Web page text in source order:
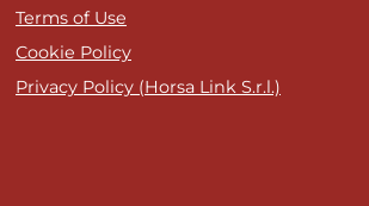
Terms of Use
Cookie Policy
Privacy Policy (Horsa Link S.r.l.)